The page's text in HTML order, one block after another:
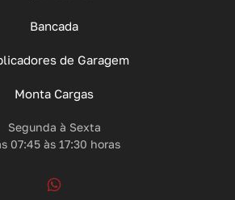
Bancada
de Garagem
Monta Cargas
Segunda à Sexta
07:45 às 17:30 horas